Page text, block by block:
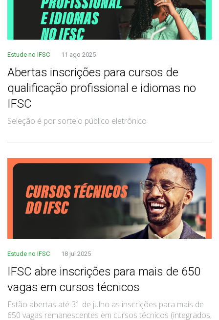
Estude no IFSC 11 ago 2025
Abertas inscrições para cursos de
qualificação profissional e idiomas no
IFSC
Seleção é por sorteio público eletrônico
Estude no IFSC 18 jul 2025
IFSC abre inscrições para mais de 650
vagas em cursos técnicos
Estão abertas até 31 de julho as inscrições para mais de
650 vagas remanescentes em cursos técnicos (integrados,